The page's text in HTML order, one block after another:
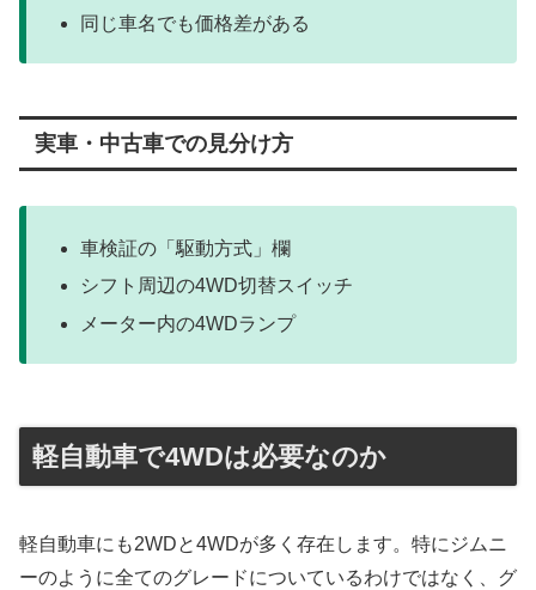
同じ車名でも価格差がある
実車・中古車での見分け方
車検証の「駆動方式」欄
シフト周辺の4WD切替スイッチ
メーター内の4WDランプ
軽自動車で4WDは必要なのか
軽自動車にも2WDと4WDが多く存在します。特にジムニ
ーのように全てのグレードについているわけではなく、グ